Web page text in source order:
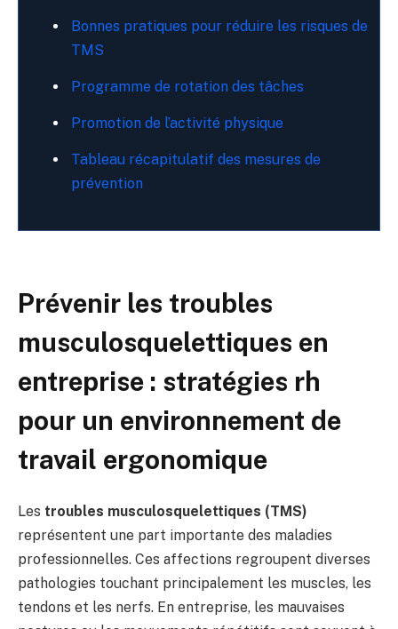
Bonnes pratiques pour réduire les risques de
TMS
Programme de rotation des tâches
Promotion de l’activité physique
Tableau récapitulatif des mesures de
prévention
Prévenir les troubles
musculosquelettiques en
entreprise : stratégies rh
pour un environnement de
travail ergonomique
Les troubles musculosquelettiques (TMS)
représentent une part importante des maladies
professionnelles. Ces affections regroupent diverses
pathologies touchant principalement les muscles, les
tendons et les nerfs. En entreprise, les mauvaises